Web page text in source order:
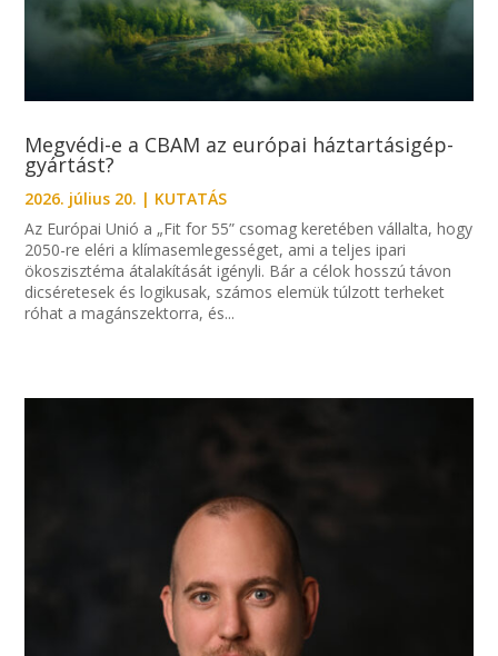
Megvédi-e a CBAM az európai háztartásigép-
gyártást?
2026. július 20. | KUTATÁS
Az Európai Unió a „Fit for 55” csomag keretében vállalta, hogy
2050-re eléri a klímasemlegességet, ami a teljes ipari
ökoszisztéma átalakítását igényli. Bár a célok hosszú távon
dicséretesek és logikusak, számos elemük túlzott terheket
róhat a magánszektorra, és...